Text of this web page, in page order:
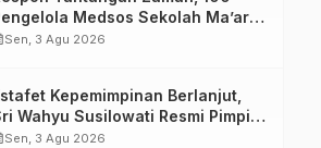
Medsos Sekolah Ma’arif
Ikuti Pelatihan Literasi
Sen, 3 Agu 2026
Kepemimpinan Berlanjut,
Wahyu Susilowati Resmi Pimpin
Ma’arif Sapuran
Sen, 3 Agu 2026